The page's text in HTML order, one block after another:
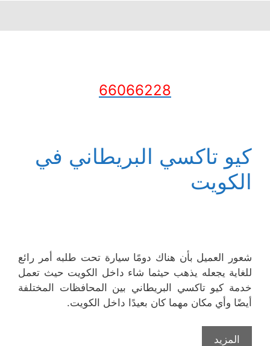
66066228
كيو تاكسي البريطاني في
الكويت
شعور العميل بأن هناك دومًا سيارة تحت طلبه أمر رائع
للغاية يجعله يذهب حيثما شاء داخل الكويت حيث تعمل
خدمة كيو تاكسي البريطاني بين المحافظات المختلفة
أيضًا وأي مكان مهما كان بعيدًا داخل الكويت.
المزيد